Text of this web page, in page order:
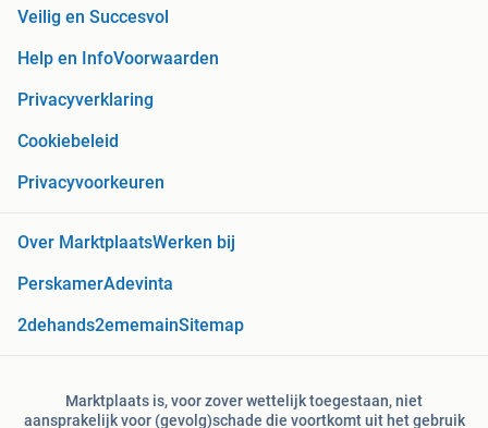
Veilig en Succesvol
Help en InfoVoorwaarden
Privacyverklaring
Cookiebeleid
Privacyvoorkeuren
Over MarktplaatsWerken bij
PerskamerAdevinta
2dehands2ememainSitemap
Marktplaats is, voor zover wettelijk toegestaan, niet
aansprakelijk voor (gevolg)schade die voortkomt uit het gebruik